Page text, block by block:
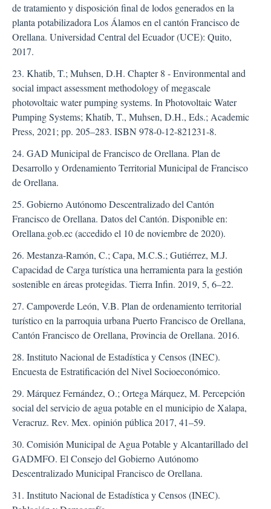
de tratamiento y disposición final de lodos generados en la
planta potabilizadora Los Álamos en el cantón Francisco de
Orellana. Universidad Central del Ecuador (UCE): Quito,
2017.
23. Khatib, T.; Muhsen, D.H. Chapter 8 - Environmental and
social impact assessment methodology of megascale
photovoltaic water pumping systems. In Photovoltaic Water
Pumping Systems; Khatib, T., Muhsen, D.H., Eds.; Academic
Press, 2021; pp. 205–283. ISBN 978-0-12-821231-8.
24. GAD Municipal de Francisco de Orellana. Plan de
Desarrollo y Ordenamiento Territorial Municipal de Francisco
de Orellana.
25. Gobierno Autónomo Descentralizado del Cantón
Francisco de Orellana. Datos del Cantón. Disponible en:
Orellana.gob.ec (accedido el 10 de noviembre de 2020).
26. Mestanza-Ramón, C.; Capa, M.C.S.; Gutiérrez, M.J.
Capacidad de Carga turística una herramienta para la gestión
sostenible en áreas protegidas. Tierra Infin. 2019, 5, 6–22.
27. Campoverde León, V.B. Plan de ordenamiento territorial
turístico en la parroquia urbana Puerto Francisco de Orellana,
Cantón Francisco de Orellana, Provincia de Orellana. 2016.
28. Instituto Nacional de Estadística y Censos (INEC).
Encuesta de Estratificación del Nivel Socioeconómico.
29. Márquez Fernández, O.; Ortega Márquez, M. Percepción
social del servicio de agua potable en el municipio de Xalapa,
Veracruz. Rev. Mex. opinión pública 2017, 41–59.
30. Comisión Municipal de Agua Potable y Alcantarillado del
GADMFO. El Consejo del Gobierno Autónomo
Descentralizado Municipal Francisco de Orellana.
31. Instituto Nacional de Estadística y Censos (INEC).